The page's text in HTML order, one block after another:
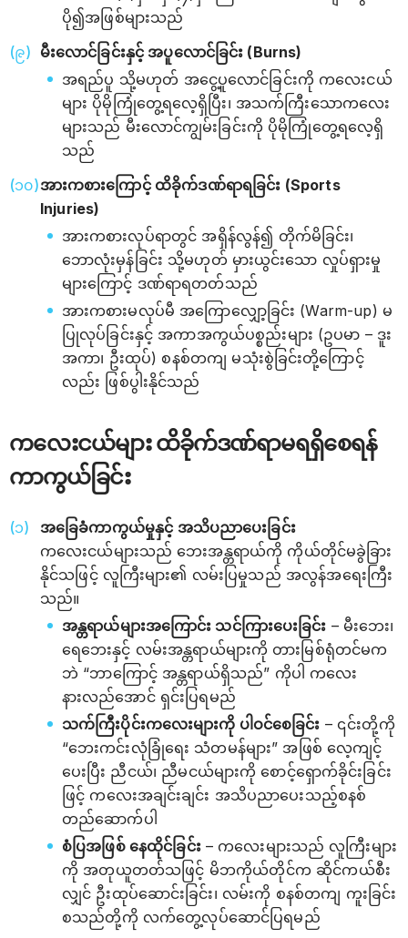
ပို၍အဖြစ်များသည်
မီးလောင်ခြင်းနှင့် အပူလောင်ခြင်း (Burns)
အရည်ပူ သို့မဟုတ် အငွေ့ပူလောင်ခြင်းကို ကလေးငယ်
များ ပိုမိုကြုံတွေ့ရလေ့ရှိပြီး၊ အသက်ကြီးသောကလေး
များသည် မီးလောင်ကျွမ်းခြင်းကို ပိုမိုကြုံတွေ့ရလေ့ရှိ
သည်
အားကစားကြောင့် ထိခိုက်ဒဏ်ရာရခြင်း (Sports
Injuries)
အားကစားလုပ်ရာတွင် အရှိန်လွန်၍ တိုက်မိခြင်း၊
ဘောလုံးမှန်ခြင်း သို့မဟုတ် မှားယွင်းသော လှုပ်ရှားမှု
များကြောင့် ဒဏ်ရာရတတ်သည်
အားကစားမလုပ်မီ အကြောလျှော့ခြင်း (Warm-up) မ
ပြုလုပ်ခြင်းနှင့် အကာအကွယ်ပစ္စည်းများ (ဥပမာ – ဒူး
အကာ၊ ဦးထုပ်) စနစ်တကျ မသုံးစွဲခြင်းတို့ကြောင့်
လည်း ဖြစ်ပွါးနိုင်သည်
ကလေးငယ်များ ထိခိုက်ဒဏ်ရာမရရှိစေရန်
ကာကွယ်ခြင်း
အခြေခံကာကွယ်မှုနှင့် အသိပညာပေးခြင်း
ကလေးငယ်များသည် ဘေးအန္တရာယ်ကို ကိုယ်တိုင်မခွဲခြား
နိုင်သဖြင့် လူကြီးများ၏ လမ်းပြမှုသည် အလွန်အရေးကြီး
သည်။
အန္တရာယ်များအကြောင်း သင်ကြားပေးခြင်း – မီးဘေး၊
ရေဘေးနှင့် လမ်းအန္တရာယ်များကို တားမြစ်ရုံတင်မက
ဘဲ “ဘာကြောင့် အန္တရာယ်ရှိသည်” ကိုပါ ကလေး
နားလည်အောင် ရှင်းပြရမည်
သက်ကြီးပိုင်းကလေးများကို ပါဝင်စေခြင်း – ၎င်းတို့ကို
“ဘေးကင်းလုံခြုံရေး သံတမန်များ” အဖြစ် လေ့ကျင့်
ပေးပြီး ညီငယ်၊ ညီမငယ်များကို စောင့်ရှောက်ခိုင်းခြင်း
ဖြင့် ကလေးအချင်းချင်း အသိပညာပေးသည့်စနစ်
တည်ဆောက်ပါ
စံပြအဖြစ် နေထိုင်ခြင်း– ကလေးများသည် လူကြီးများ
ကို အတုယူတတ်သဖြင့် မိဘကိုယ်တိုင်က ဆိုင်ကယ်စီး
လျှင် ဦးထုပ်ဆောင်းခြင်း၊ လမ်းကို စနစ်တကျ ကူးခြင်း
စသည်တို့ကို လက်တွေ့လုပ်ဆောင်ပြရမည်